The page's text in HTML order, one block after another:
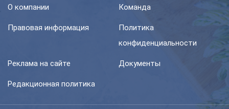
О компании Команда
Правовая информация
Политика
конфиденциальности
Реклама на сайте Документы
Редакционная политика